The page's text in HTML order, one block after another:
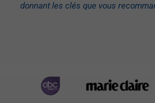
donnant les clés que vous